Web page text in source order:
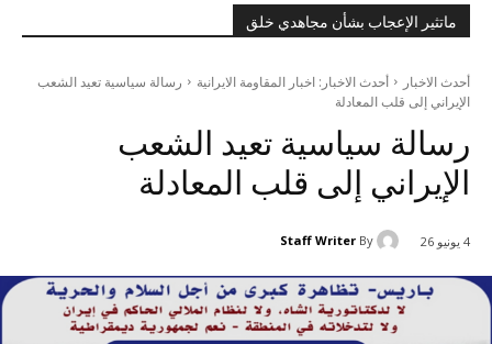
ماتثير الإعجاب بشأن مجاهدي خلق
أحدث الاخبار أحدث الاخبار: اخبار المقاومة الايرانية
رسالة سياسية تعيد الشعب
الإيراني إلى قلب المعادلة
رسالة سياسية تعيد الشعب
الإيراني إلى قلب المعادلة
4 يونيو 26 By
Staff Writer